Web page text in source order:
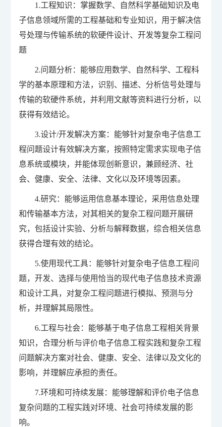
1.工程知识：掌握数学、自然科学基础知识及电
子信息领域所需的工程基础和专业知识，用于解决信
号处理与传输系统的软硬件设计、开发等复杂工程问
题
2.问题分析：能够应用数学、自然科学、工程科
学的基本原理和方法，识别、描述、分析信号处理与
传输的软硬件系统，并利用文献等资料进行分析，以
获得有效结论。
3.设计/开发解决方案：能够针对复杂电子信息工
程问题设计有效解决方案，按照特定需求实现电子信
息系统或模块，并能体现创新意识，兼顾经济、社
会、健康、安全、法律、文化以及环境等因素。
4.研究：能够运用信息基本理论，采用信息处理
和传输基本方法，对其相关的复杂工程问题开展研
究，包括设计实验、分析与解释数据，综合相关信息
获得合理有效的结论。
5.使用现代工具：能够针对复杂电子信息工程问
题，开发、选择与使用恰当的现代电子信息技术资源
和设计工具，对复杂工程问题进行模拟、预测与分
析，并理解其局限性。
6.工程与社会：能够基于电子信息工程相关背景
知识，合理分析与评价电子信息工程实践和复杂工程
问题解决方案对社会、健康、安全、法律以及文化的
影响，并理解应承担的责任。
7.环境和可持续发展：能够理解和评价电子信息
复杂问题的工程实践对环境、社会可持续发展的影
响。